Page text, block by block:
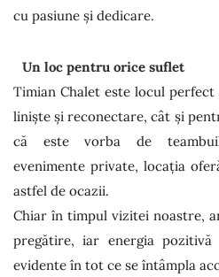
cu pasiune și dedicare.
Un loc pentru orice suflet
Timian Chalet este locul
liniște și reconectare, cât și
că este vorba de
evenimente private, locația
astfel de ocazii.
Chiar în timpul vizitei noastre,
pregătire, iar energia
evidente în tot ce se întâmpla